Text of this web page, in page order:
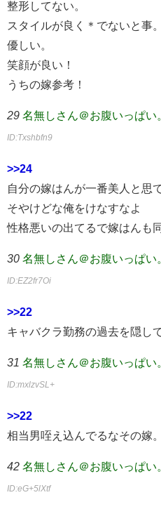
整形してない。
スタイルが良く＊でないと事。
優しい。
笑顔が良い！
うちの嫁参考！
29 名無しさん＠お腹いっぱい
ID:Txshbfn9
>>24
自分の嫁はんが一番美人と思
そやけどな俺をけなすなよ
性格悪いの出てるで嫁はんも
30 名無しさん＠お腹いっぱい
ID:EZ2fr7Oi
>>22
キャバクラ勤務の過去を隠し
31 名無しさん＠お腹いっぱい
ID:mxlzvSL+
>>22
相当男咥え込んでるなその嫁
42 名無しさん＠お腹いっぱい
ID:eG+5lXtf